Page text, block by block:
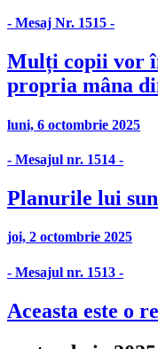
- Mesaj Nr. 1515 -
Mulți copii vor
propria mâna
luni, 6 octombrie 2025
- Mesajul nr. 1514 -
Planurile lui
joi, 2 octombrie 2025
- Mesajul nr. 1513 -
Aceasta este o